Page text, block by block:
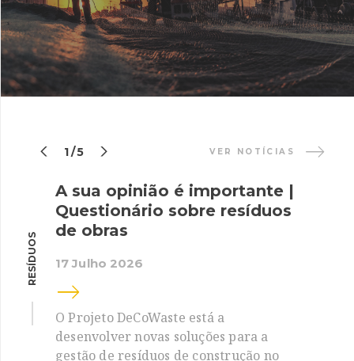
 1/5  VER NOTÍCIAS
RESÍDUOS
A sua opinião é importante |
Questionário sobre resíduos
de obras
17 Julho 2026
O Projeto DeCoWaste está a
desenvolver novas soluções para a
gestão de resíduos de construção no